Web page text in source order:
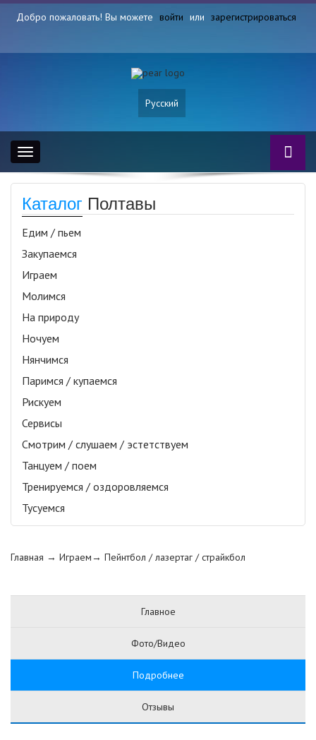
Добро пожаловать! Вы можете войти или зарегистрироваться
Русский
Toggle
navigation
Каталог Полтавы
Едим / пьем
Закупаемся
Играем
Молимся
На природу
Ночуем
Нянчимся
Паримся / купаемся
Рискуем
Сервисы
Смотрим / слушаем / эстетствуем
Танцуем / поем
Тренируемся / оздоровляемся
Тусуемся
Главная → Играем→ Пейнтбол / лазертаг / страйкбол
Главное
Фото/Видео
Подробнее
Отзывы